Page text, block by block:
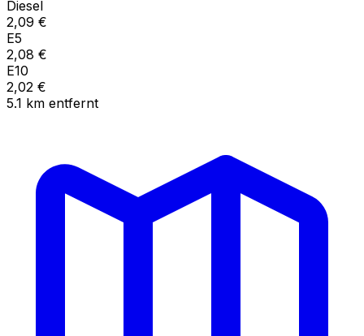
Diesel
2,09 €
E5
2,08 €
E10
2,02 €
5.1 km entfernt